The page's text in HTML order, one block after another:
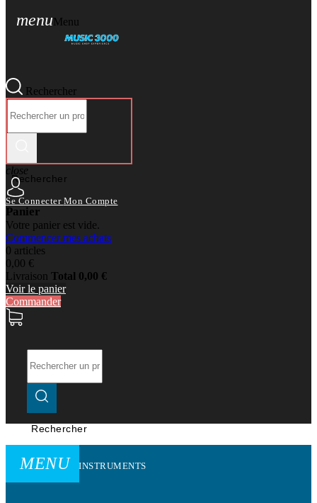
menuMenu
Rechercher
Rechercher
close
Se Connecter Mon Compte
Panier
Votre panier est vide.
Commencer mes achats
0 articles
0,00 €
Livraison Total 0,00 €
Voir le panier
Commander
Rechercher
MENU INSTRUMENTS